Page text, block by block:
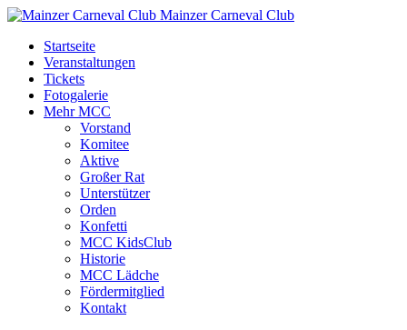
Mainzer Carneval Club
Startseite
Veranstaltungen
Tickets
Fotogalerie
Mehr MCC
Vorstand
Komitee
Aktive
Großer Rat
Unterstützer
Orden
Konfetti
MCC KidsClub
Historie
MCC Lädche
Fördermitglied
Kontakt